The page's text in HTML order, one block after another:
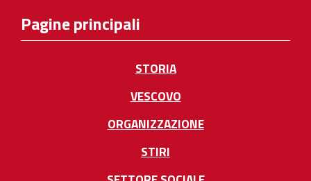
Pagine principali
STORIA
VESCOVO
ORGANIZZAZIONE
STIRI